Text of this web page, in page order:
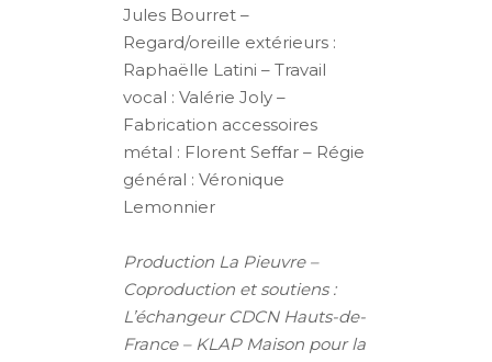
Jules Bourret –
Regard/oreille extérieurs :
Raphaëlle Latini – Travail
vocal : Valérie Joly –
Fabrication accessoires
métal : Florent Seffar – Régie
général : Véronique
Lemonnier
Production La Pieuvre –
Coproduction et soutiens :
L’échangeur CDCN Hauts-de-
France – KLAP Maison pour la